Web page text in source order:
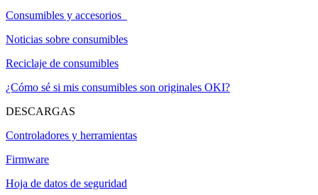
Consumibles y accesorios
Noticias sobre consumibles
Reciclaje de consumibles
¿Cómo sé si mis consumibles son originales OKI?
DESCARGAS
Controladores y herramientas
Firmware
Hoja de datos de seguridad